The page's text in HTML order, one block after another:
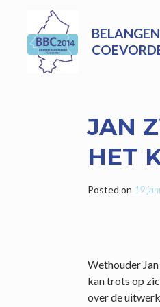
content
JAN
HET
Posted on 19
Wethouder
kan trots op
over de